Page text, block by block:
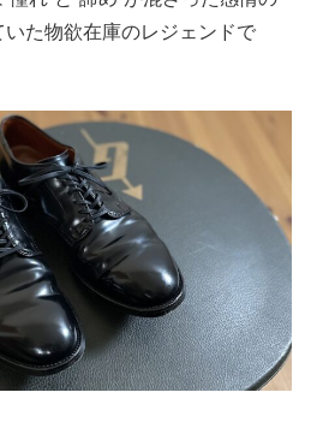
た物欲在庫のレジェンドで